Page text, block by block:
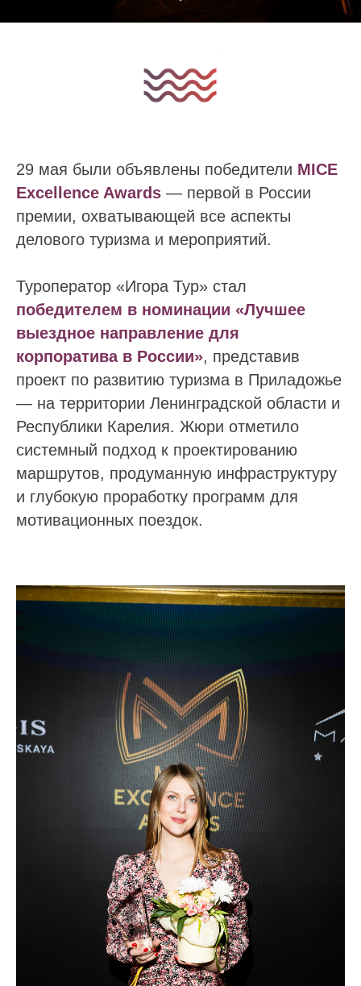
29 мая были объявлены победители MICE
Excellence Awards — первой в России
премии, охватывающей все аспекты
делового туризма и мероприятий.
Туроператор «Игора Тур» стал
победителем в номинации «Лучшее
выездное направление для
корпоратива в России», представив
проект по развитию туризма в Приладожье
— на территории Ленинградской области и
Республики Карелия. Жюри отметило
системный подход к проектированию
маршрутов, продуманную инфраструктуру
и глубокую проработку программ для
мотивационных поездок.